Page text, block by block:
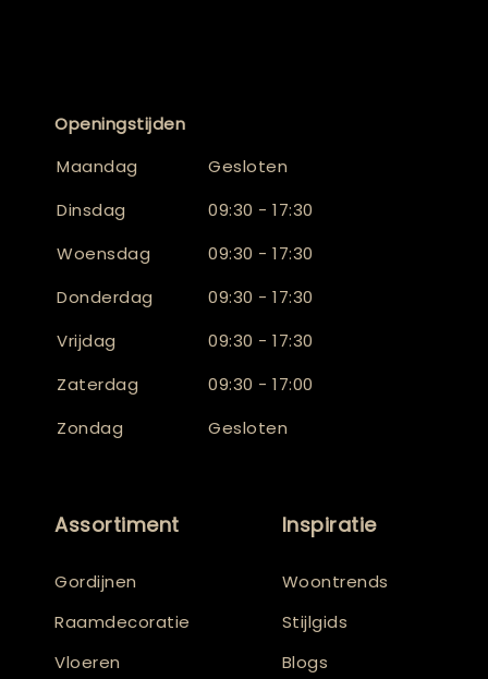
Openingstijden
Maandag
Gesloten
Dinsdag
09:30 - 17:30
Woensdag
09:30 - 17:30
Donderdag
09:30 - 17:30
Vrijdag
09:30 - 17:30
Zaterdag
09:30 - 17:00
Zondag
Gesloten
Assortiment
Gordijnen
Raamdecoratie
Vloeren
Inspiratie
Woontrends
Stijlgids
Blogs